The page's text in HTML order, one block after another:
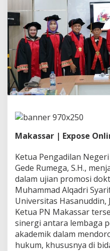
e
n
a
P
r
o
o
D
k
o
,
K
e
t
u
a
P
N
M
Makassar | Expose
Ketua Pengadilan
Gede Rumega, S.H.,
dalam ujian promosi
Muhammad Alqadri
Universitas Hasanuddin,
Ketua PN Makassar
sinergi antara lembaga
akademik dalam
hukum, khususnya di